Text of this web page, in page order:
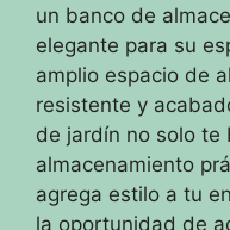
un banco de
elegante para su
amplio espacio de
resistente y
de jardín no solo te
almacenamiento
agrega estilo a tu
la oportunidad de